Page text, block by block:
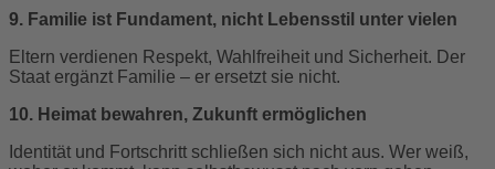
9. Familie ist Fundament, nicht Lebensstil unter vielen
Eltern verdienen Respekt, Wahlfreiheit und Sicherheit. Der
Staat ergänzt Familie – er ersetzt sie nicht.
10. Heimat bewahren, Zukunft ermöglichen
Identität und Fortschritt schließen sich nicht aus. Wer weiß,